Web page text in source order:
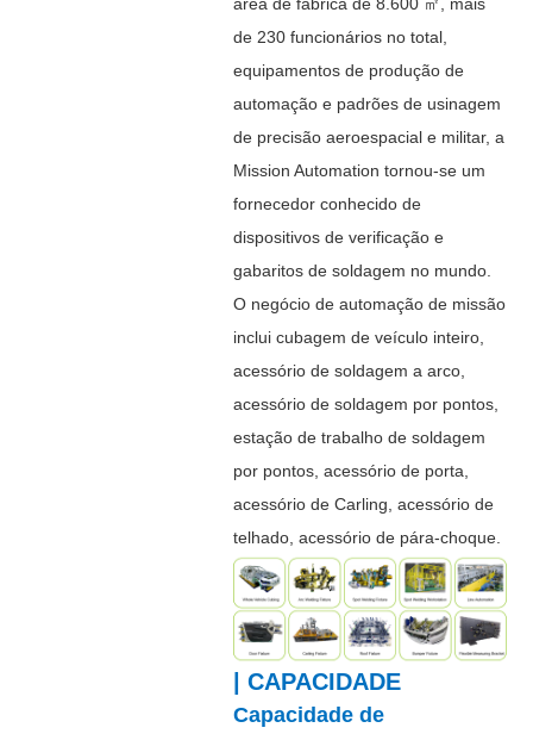
de 230 funcionários no total,
equipamentos de produção de
automação e padrões de usinagem
de precisão aeroespacial e militar, a
Mission Automation tornou-se um
fornecedor conhecido de
dispositivos de verificação e
gabaritos de soldagem no mundo.
O negócio de automação de missão
inclui cubagem de veículo inteiro,
acessório de soldagem a arco,
acessório de soldagem por pontos,
estação de trabalho de soldagem
por pontos, acessório de porta,
acessório de Carling, acessório de
telhado, acessório de pára-choque.
| CAPACIDADE
Capacidade de